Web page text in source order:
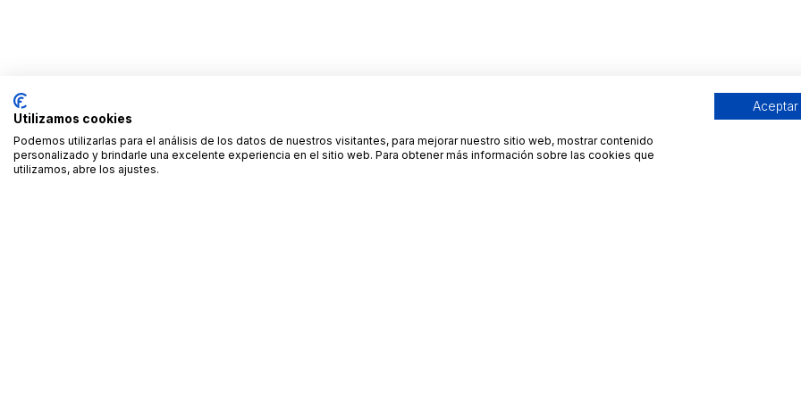
Utilizamos cookies
Podemos utilizarlas para el análisis de los datos de nuestros visitantes, para mejorar nuestro sitio web, mostrar contenido
personalizado y brindarle una excelente experiencia en el sitio web. Para obtener más información sobre las cookies que
utilizamos, abre los ajustes.